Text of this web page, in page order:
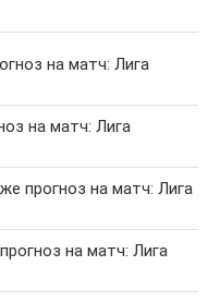
на матч: Лига
на матч: Лига
прогноз на матч: Лига
на матч: Лига